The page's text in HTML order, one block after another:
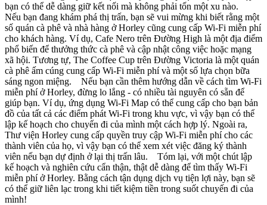
bạn có thể dễ dàng giữ kết nối mà không phải tốn một xu nào.
Nếu bạn đang khám phá thị trấn, bạn sẽ vui mừng khi biết rằng một
số quán cà phê và nhà hàng ở Horley cũng cung cấp Wi-Fi miễn phí
cho khách hàng. Ví dụ, Cafe Nero trên Đường High là một địa điểm
phổ biến để thưởng thức cà phê và cập nhật công việc hoặc mạng
xã hội. Tương tự, The Coffee Cup trên Đường Victoria là một quán
cà phê ấm cúng cung cấp Wi-Fi miễn phí và một số lựa chọn bữa
sáng ngon miệng. Nếu bạn cần thêm hướng dẫn về cách tìm Wi-Fi
miễn phí ở Horley, đừng lo lắng - có nhiều tài nguyên có sẵn để
giúp bạn. Ví dụ, ứng dụng Wi-Fi Map có thể cung cấp cho bạn bản
đồ của tất cả các điểm phát Wi-Fi trong khu vực, vì vậy bạn có thể
lập kế hoạch cho chuyến đi của mình một cách hợp lý. Ngoài ra,
Thư viện Horley cung cấp quyền truy cập Wi-Fi miễn phí cho các
thành viên của họ, vì vậy bạn có thể xem xét việc đăng ký thành
viên nếu bạn dự định ở lại thị trấn lâu. Tóm lại, với một chút lập
kế hoạch và nghiên cứu cẩn thận, thật dễ dàng để tìm thấy Wi-Fi
miễn phí ở Horley. Bằng cách tận dụng dịch vụ tiện lợi này, bạn sẽ
có thể giữ liên lạc trong khi tiết kiệm tiền trong suốt chuyến đi của
mình!